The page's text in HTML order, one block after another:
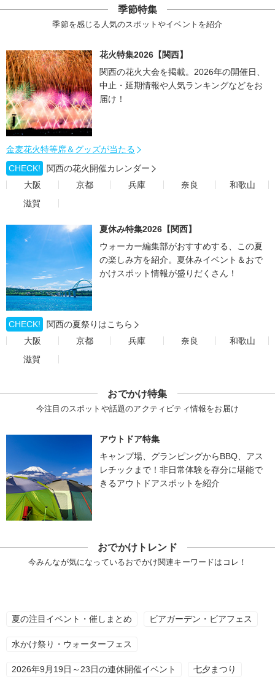
季節特集
季節を感じる人気のスポットやイベントを紹介
花火特集2026【関西】
関西の花火大会を掲載。2026年の開催日、
中止・延期情報や人気ランキングなどをお
届け！
金麦花火特等席＆グッズが当たる
CHECK!
関西の花火開催カレンダー
大阪
京都 兵庫 奈良
和歌山
滋賀
夏休み特集2026【関西】
ウォーカー編集部がおすすめする、この夏
の楽しみ方を紹介。夏休みイベント＆おで
かけスポット情報が盛りだくさん！
CHECK!
関西の夏祭りはこちら
大阪
京都 兵庫 奈良
和歌山
滋賀
おでかけ特集
今注目のスポットや話題のアクティビティ情報をお届け
アウトドア特集
キャンプ場、グランピングからBBQ、アス
レチックまで！非日常体験を存分に堪能で
きるアウトドアスポットを紹介
おでかけトレンド
今みんなが気になっているおでかけ関連キーワードはコレ！
夏の注目イベント・催しまとめ ビアガーデン・ビアフェス
水かけ祭り・ウォーターフェス
2026年9月19日～23日の連休開催イベント 七夕まつり